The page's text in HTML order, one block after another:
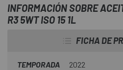
INFORMACIÓN SOBRE
R3 5WT ISO 15 1L
FICHA DE
TEMPORADA 2022